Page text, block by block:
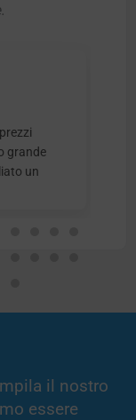
grande
un
il nostro
essere